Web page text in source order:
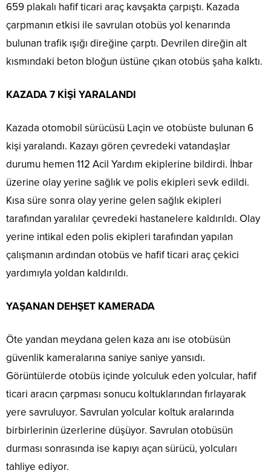
659 plakalı hafif ticari araç kavşakta çarpıştı. Kazada
çarpmanın etkisi ile savrulan otobüs yol kenarında
bulunan trafik ışığı direğine çarptı. Devrilen direğin alt
kısmındaki beton bloğun üstüne çıkan otobüs şaha kalktı.
KAZADA 7 KİŞİ YARALANDI
Kazada otomobil sürücüsü Laçin ve otobüste bulunan 6
kişi yaralandı. Kazayı gören çevredeki vatandaşlar
durumu hemen 112 Acil Yardım ekiplerine bildirdi. İhbar
üzerine olay yerine sağlık ve polis ekipleri sevk edildi.
Kısa süre sonra olay yerine gelen sağlık ekipleri
tarafından yaralılar çevredeki hastanelere kaldırıldı. Olay
yerine intikal eden polis ekipleri tarafından yapılan
çalışmanın ardından otobüs ve hafif ticari araç çekici
yardımıyla yoldan kaldırıldı.
YAŞANAN DEHŞET KAMERADA
Öte yandan meydana gelen kaza anı ise otobüsün
güvenlik kameralarına saniye saniye yansıdı.
Görüntülerde otobüs içinde yolculuk eden yolcular, hafif
ticari aracın çarpması sonucu koltuklarından fırlayarak
yere savruluyor. Savrulan yolcular koltuk aralarında
birbirlerinin üzerlerine düşüyor. Savrulan otobüsün
durması sonrasında ise kapıyı açan sürücü, yolcuları
tahliye ediyor.